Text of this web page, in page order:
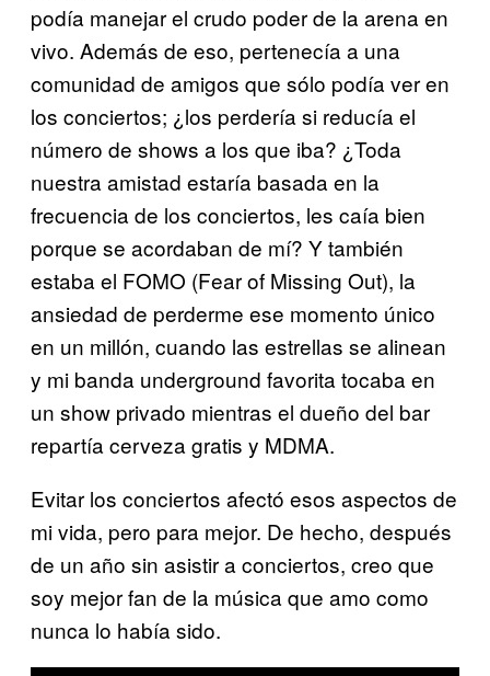
podía manejar el crudo poder de la arena en
vivo. Además de eso, pertenecía a una
comunidad de amigos que sólo podía ver en
los conciertos; ¿los perdería si reducía el
número de shows a los que iba? ¿Toda
nuestra amistad estaría basada en la
frecuencia de los conciertos, les caía bien
porque se acordaban de mí? Y también
estaba el FOMO (Fear of Missing Out), la
ansiedad de perderme ese momento único
en un millón, cuando las estrellas se alinean
y mi banda underground favorita tocaba en
un show privado mientras el dueño del bar
repartía cerveza gratis y MDMA.
Evitar los conciertos afectó esos aspectos de
mi vida, pero para mejor. De hecho, después
de un año sin asistir a conciertos, creo que
soy mejor fan de la música que amo como
nunca lo había sido.